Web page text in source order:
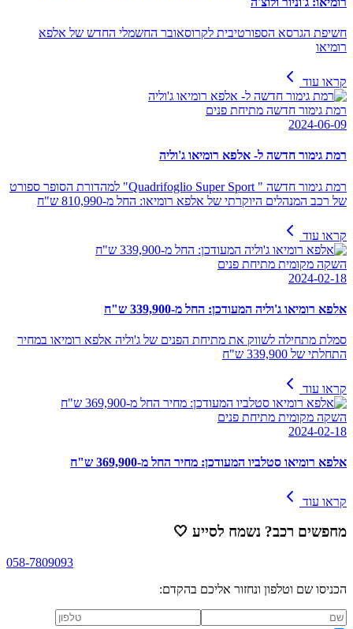
חשיפת הגרסא הספורטיבית לקרוסאובר החשמלי החדש של אלפא
רומיאו
קראו עוד
רמת גימור חדשה מתיחת פנים
2024-06-09
רמת גימור חדשה ל- אלפא רומיאו ג'וליה
רמת גימור חדשה " Quadrifoglio Super Sport" למהדורת הסופר ספורט
של רכב המנהלים היוקרתי של אלפא רומיאו: החל מ-810,990 ש"ח
קראו עוד
השקה מקומית מתיחת פנים
2024-02-18
אלפא רומיאו ג'וליה המעודכן: החל מ-339,900 ש"ח
סמלת מתחילה לשווק את מתיחת הפנים של ג'וליה אלפא רומיאו במחיר
התחלתי של 339,900 ש"ח
קראו עוד
השקה מקומית מתיחת פנים
2024-02-18
אלפא רומיאו סטלביו המעודכן: מחיר החל מ-369,900 ש"ח
קראו עוד
מחפשים רכב? נשמח לסייע 🤍
058-7809093
הכניסו שם וטלפון ונחזור אליכם בהקדם: